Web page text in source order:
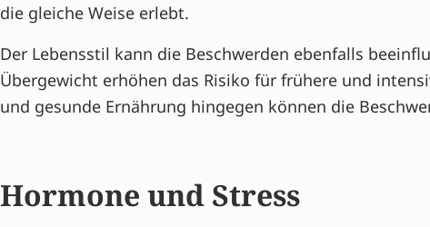
die gleiche Weise erlebt.
Der Lebensstil kann die Beschwerden ebenfalls
Übergewicht erhöhen das Risiko für frühere und
und gesunde Ernährung hingegen können die
Hormone und Stress